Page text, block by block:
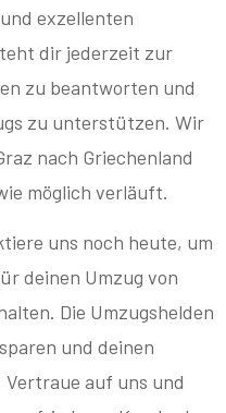
exzellenten
dir jederzeit zur
zu beantworten und
zu unterstützen. Wir
nach Griechenland
möglich verläuft.
uns noch heute, um
deinen Umzug von
Die Umzugshelden
und deinen
auf uns und